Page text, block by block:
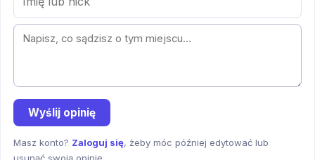
Wyślij opinię
Masz konto? Zaloguj się, żeby móc później edytować lub